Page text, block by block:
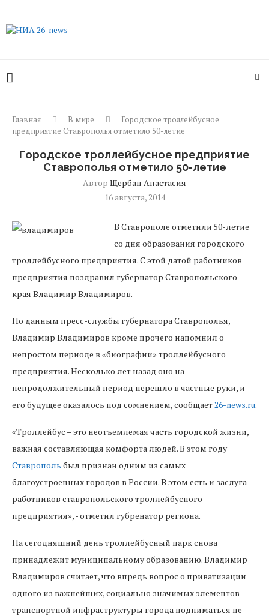
Главная В мире
Городское троллейбусное
предприятие Ставрополья отметило 50-летие
Городское троллейбусное предприятие
Ставрополья отметило 50-летие
Автор Щербан Анастасия
16 августа, 2014
В Ставрополе отметили 50-летие
со дня образования городского
троллейбусного предприятия. С этой датой работников
предприятия поздравил губернатор Ставропольского
края Владимир Владимиров.
По данным пресс-службы губернатора Ставрополья,
Владимир Владимиров кроме прочего напомнил о
непростом периоде в «биографии» троллейбусного
предприятия. Несколько лет назад оно на
непродолжительный период перешло в частные руки, и
его будущее оказалось под сомнением, сообщает26-news.ru.
«Троллейбус – это неотъемлемая часть городской жизни,
важная составляющая комфорта людей. В этом году
Ставрополь был признан одним из самых
благоустроенных городов в России. В этом есть и заслуга
работников ставропольского троллейбусного
предприятия», - отметил губренатор региона.
На сегодняшний день троллейбусный парк снова
принадлежит муниципальному образованию. Владимир
Владимиров считает, что впредь вопрос о приватизации
одного из важнейших, социально значимых элементов
транспортной инфраструктуры города подниматься не